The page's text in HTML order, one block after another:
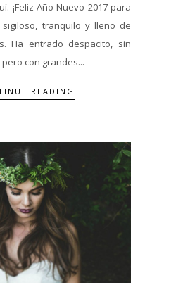
¡Feliz Año Nuevo 2017 para
tranquilo y lleno de
Ha entrado despacito, sin
con grandes...
READING